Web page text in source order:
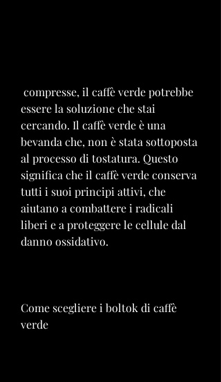
essere la soluzione che stai
cercando. Il caffè verde è una
bevanda che, non è stata sottoposta
al processo di tostatura. Questo
significa che il caffè verde conserva
tutti i suoi principi attivi, che
aiutano a combattere i radicali
liberi e a proteggere le cellule dal
danno ossidativo.
Come scegliere i boltok di caffè
verde